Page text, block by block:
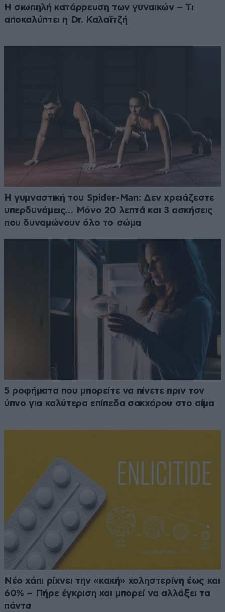
Η σιωπηλή κατάρρευση των γυναικών – Τι
αποκαλύπτει η Dr. Καλαϊτζή
Η γυμναστική του Spider-Man: Δεν χρειάζεστε
υπερδυνάμεις… Μόνο 20 λεπτά και 3 ασκήσεις
που δυναμώνουν όλο το σώμα
5 ροφήματα που μπορείτε να πίνετε πριν τον
ύπνο για καλύτερα επίπεδα σακχάρου στο αίμα
Νέο χάπι ρίχνει την «κακή» χοληστερίνη έως και
60% – Πήρε έγκριση και μπορεί να αλλάξει τα
πάντα